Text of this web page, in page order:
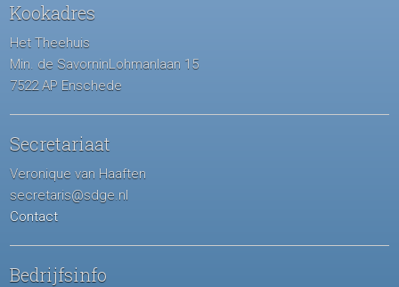
Kookadres
Het Theehuis
Min. de SavorninLohmanlaan 15
7522 AP Enschede
Secretariaat
Veronique van Haaften
secretaris@sdge.nl
Contact
Bedrijfsinfo